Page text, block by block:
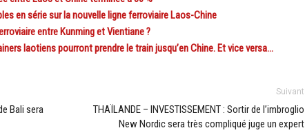
en série sur la nouvelle ligne ferroviaire Laos-Chine
entre Kunming et Vientiane ?
laotiens pourront prendre le train jusqu’en Chine. Et vice versa…
Bali sera
Suivant
THAÏLANDE – INVESTISSEMENT : Sortir de l’imbroglio
New Nordic sera très compliqué juge un expert